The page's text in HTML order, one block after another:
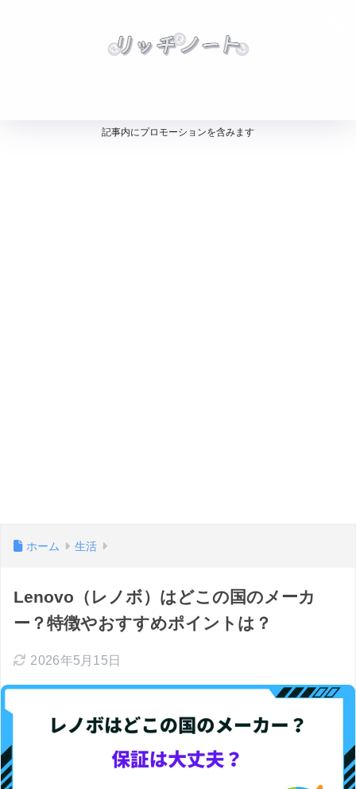
記事内にプロモーションを含みます
ホーム 生活
Lenovo（レノボ）はどこの国のメーカ
ー？特徴やおすすめポイントは？
2026年5月15日